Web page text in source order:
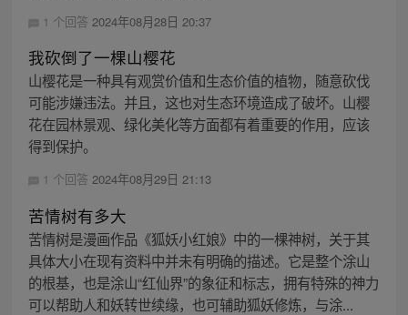
1 个回答 2024年08月28日 20:37
我砍倒了一棵山樱花
山樱花是一种具有观赏价值和生态价值的植物，随意砍伐
可能涉嫌违法。并且，这也对生态环境造成了破坏。山樱
花在园林景观、绿化美化等方面都有着重要的作用，应该
得到保护。
1 个回答 2024年08月29日 21:13
苦情树有多大
苦情树是漫画作品《狐妖小红娘》中的一棵神树，关于其
具体大小在现有资料中并未有明确的描述。它是整个涂山
的根基，也是涂山“红仙界”的象征和标志，拥有特殊的神力
可以帮助人和妖转世续缘，也可辅助狐妖修炼，与涂...